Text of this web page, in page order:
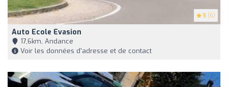
5 (6)
Auto Ecole Evasion
17,6km, Andance
Voir les données d'adresse et de contact